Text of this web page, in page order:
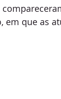
em que as